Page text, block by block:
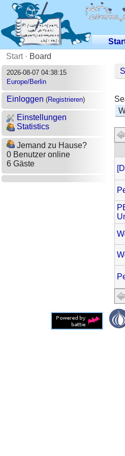
Start· Board
2026-08-07 04:38:15
Europe/Berlin
Einloggen (Registrieren)
Einstellungen
Statistics
Jemand zu Hause?
0 Benutzer online
6 Gäste